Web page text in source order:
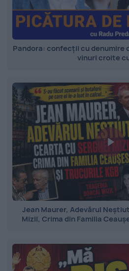
Pandora: confecții cu denumire
vinuri croite
Jean Maurer, Adevărul
Mizil, Crima din Familia